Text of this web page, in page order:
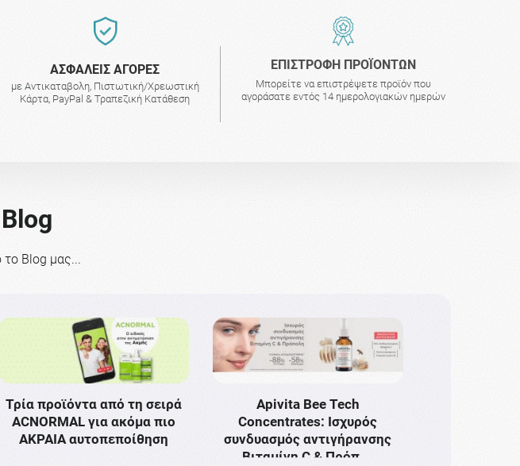
AΣΦΑΛΕΙΣ ΑΓΟΡΕΣ
με Αντικαταβολη, Πιστωτική/Χρεωστική
Κάρτα, PayPal & Τραπεζική Κατάθεση
ΕΠΙΣΤΡΟΦΗ ΠΡΟΪΟΝΤΩΝ
Μπορείτε να επιστρέψετε προϊόν που
αγοράσατε εντός 14 ημερολογιακών ημερών
Blog μας...
Τρία προϊόντα από τη σειρά
ACNORMAL για ακόμα πιο
ΑΚΡΑΙΑ αυτοπεποίθηση
Apivita Bee Tech
Concentrates: Ισχυρός
συνδυασμός αντιγήρανσης
Bιταμίνη C & Πρόπ …